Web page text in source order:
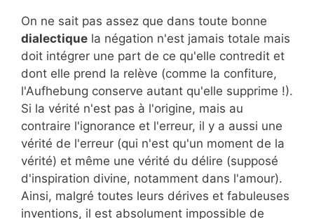
On ne sait pas assez que dans toute bonne
dialectique la négation n'est jamais totale mais
doit intégrer une part de ce qu'elle contredit et
dont elle prend la relève (comme la confiture,
l'Aufhebung conserve autant qu'elle supprime !).
Si la vérité n'est pas à l'origine, mais au
contraire l'ignorance et l'erreur, il y a aussi une
vérité de l'erreur (qui n'est qu'un moment de la
vérité) et même une vérité du délire (supposé
d'inspiration divine, notamment dans l'amour).
Ainsi, malgré toutes leurs dérives et fabuleuses
inventions, il est absolument impossible de